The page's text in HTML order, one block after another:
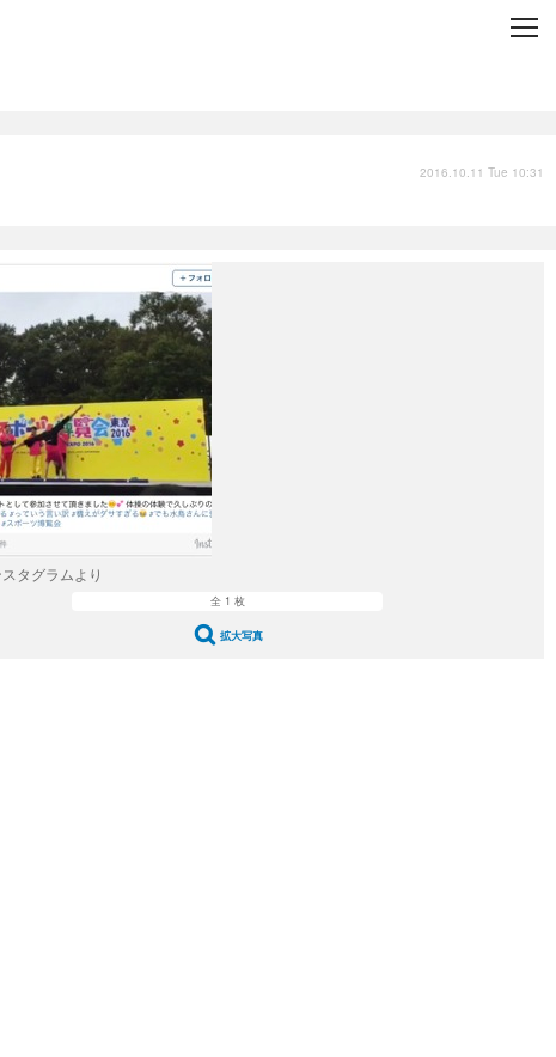
C
まとめ
写真
スポーツ
文化
出版／映画
ファッション
写真
政治
2016.10.11 Tue 10:31
タグラムより
全 1 枚
拡大写真